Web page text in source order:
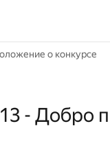
о конкурсе
- Добро